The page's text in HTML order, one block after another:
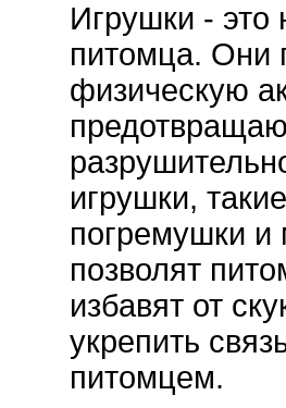
Игрушки - это
питомца. Они
физическую
игрушки,
погремушки и
позволят
избавят от
укрепить
питомцем.